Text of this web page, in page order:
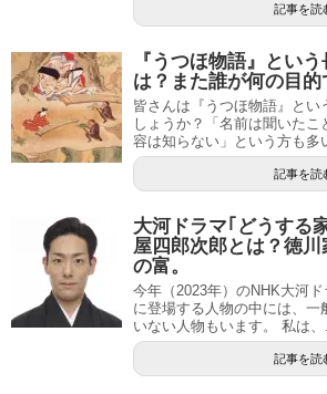
記事を読
『うつほ物語』とい
は？また誰が何の目的
皆さんは『うつほ物語』とい
しょうか？「名前は聞いたこ
容は知らない」という方も多
記事を読
大河ドラマ｢どうする
屋四郎次郎とは？徳
の富。
今年（2023年）のNHK大河ド
に登場する人物の中には、一
いない人物もいます。 私は、
記事を読